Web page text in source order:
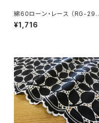
綿60ローン・レース （RG-293
78）
¥1,716